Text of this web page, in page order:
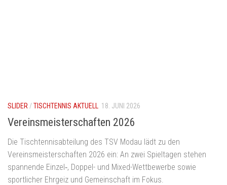
SLIDER /TISCHTENNIS AKTUELL 18. JUNI 2026
Vereinsmeisterschaften 2026
Die Tischtennisabteilung des TSV Modau lädt zu den
Vereinsmeisterschaften 2026 ein: An zwei Spieltagen stehen
spannende Einzel‑, Doppel- und Mixed-Wettbewerbe sowie
sportlicher Ehrgeiz und Gemeinschaft im Fokus.